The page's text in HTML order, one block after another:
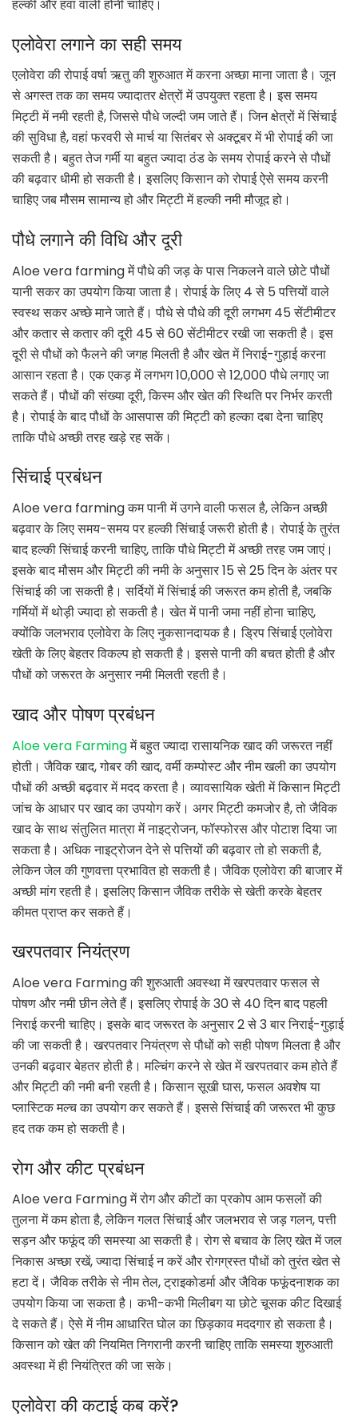
हल्की और हवा वाली होनी चाहिए।
एलोवेरा लगाने का सही समय
एलोवेरा की रोपाई वर्षा ऋतु की शुरुआत में करना अच्छा माना जाता है। जून
से अगस्त तक का समय ज्यादातर क्षेत्रों में उपयुक्त रहता है। इस समय
मिट्टी में नमी रहती है, जिससे पौधे जल्दी जम जाते हैं। जिन क्षेत्रों में सिंचाई
की सुविधा है, वहां फरवरी से मार्च या सितंबर से अक्टूबर में भी रोपाई की जा
सकती है। बहुत तेज गर्मी या बहुत ज्यादा ठंड के समय रोपाई करने से पौधों
की बढ़वार धीमी हो सकती है। इसलिए किसान को रोपाई ऐसे समय करनी
चाहिए जब मौसम सामान्य हो और मिट्टी में हल्की नमी मौजूद हो।
पौधे लगाने की विधि और दूरी
Aloe vera farming में पौधे की जड़ के पास निकलने वाले छोटे पौधों
यानी सकर का उपयोग किया जाता है। रोपाई के लिए 4 से 5 पत्तियों वाले
स्वस्थ सकर अच्छे माने जाते हैं। पौधे से पौधे की दूरी लगभग 45 सेंटीमीटर
और कतार से कतार की दूरी 45 से 60 सेंटीमीटर रखी जा सकती है। इस
दूरी से पौधों को फैलने की जगह मिलती है और खेत में निराई-गुड़ाई करना
आसान रहता है। एक एकड़ में लगभग 10,000 से 12,000 पौधे लगाए जा
सकते हैं। पौधों की संख्या दूरी, किस्म और खेत की स्थिति पर निर्भर करती
है। रोपाई के बाद पौधों के आसपास की मिट्टी को हल्का दबा देना चाहिए
ताकि पौधे अच्छी तरह खड़े रह सकें।
सिंचाई प्रबंधन
Aloe vera farming कम पानी में उगने वाली फसल है, लेकिन अच्छी
बढ़वार के लिए समय-समय पर हल्की सिंचाई जरूरी होती है। रोपाई के तुरंत
बाद हल्की सिंचाई करनी चाहिए, ताकि पौधे मिट्टी में अच्छी तरह जम जाएं।
इसके बाद मौसम और मिट्टी की नमी के अनुसार 15 से 25 दिन के अंतर पर
सिंचाई की जा सकती है। सर्दियों में सिंचाई की जरूरत कम होती है, जबकि
गर्मियों में थोड़ी ज्यादा हो सकती है। खेत में पानी जमा नहीं होना चाहिए,
क्योंकि जलभराव एलोवेरा के लिए नुकसानदायक है। ड्रिप सिंचाई एलोवेरा
खेती के लिए बेहतर विकल्प हो सकती है। इससे पानी की बचत होती है और
पौधों को जरूरत के अनुसार नमी मिलती रहती है।
खाद और पोषण प्रबंधन
Aloe vera Farmingमें बहुत ज्यादा रासायनिक खाद की जरूरत नहीं
होती। जैविक खाद, गोबर की खाद, वर्मी कम्पोस्ट और नीम खली का उपयोग
पौधों की अच्छी बढ़वार में मदद करता है। व्यावसायिक खेती में किसान मिट्टी
जांच के आधार पर खाद का उपयोग करें। अगर मिट्टी कमजोर है, तो जैविक
खाद के साथ संतुलित मात्रा में नाइट्रोजन, फॉस्फोरस और पोटाश दिया जा
सकता है। अधिक नाइट्रोजन देने से पत्तियों की बढ़वार तो हो सकती है,
लेकिन जेल की गुणवत्ता प्रभावित हो सकती है। जैविक एलोवेरा की बाजार में
अच्छी मांग रहती है। इसलिए किसान जैविक तरीके से खेती करके बेहतर
कीमत प्राप्त कर सकते हैं।
खरपतवार नियंत्रण
Aloe vera Farming की शुरुआती अवस्था में खरपतवार फसल से
पोषण और नमी छीन लेते हैं। इसलिए रोपाई के 30 से 40 दिन बाद पहली
निराई करनी चाहिए। इसके बाद जरूरत के अनुसार 2 से 3 बार निराई-गुड़ाई
की जा सकती है। खरपतवार नियंत्रण से पौधों को सही पोषण मिलता है और
उनकी बढ़वार बेहतर होती है। मल्चिंग करने से खेत में खरपतवार कम होते हैं
और मिट्टी की नमी बनी रहती है। किसान सूखी घास, फसल अवशेष या
प्लास्टिक मल्च का उपयोग कर सकते हैं। इससे सिंचाई की जरूरत भी कुछ
हद तक कम हो सकती है।
रोग और कीट प्रबंधन
Aloe vera Farming में रोग और कीटों का प्रकोप आम फसलों की
तुलना में कम होता है, लेकिन गलत सिंचाई और जलभराव से जड़ गलन, पत्ती
सड़न और फफूंद की समस्या आ सकती है। रोग से बचाव के लिए खेत में जल
निकास अच्छा रखें, ज्यादा सिंचाई न करें और रोगग्रस्त पौधों को तुरंत खेत से
हटा दें। जैविक तरीके से नीम तेल, ट्राइकोडर्मा और जैविक फफूंदनाशक का
उपयोग किया जा सकता है। कभी-कभी मिलीबग या छोटे चूसक कीट दिखाई
दे सकते हैं। ऐसे में नीम आधारित घोल का छिड़काव मददगार हो सकता है।
किसान को खेत की नियमित निगरानी करनी चाहिए ताकि समस्या शुरुआती
अवस्था में ही नियंत्रित की जा सके।
एलोवेरा की कटाई कब करें?